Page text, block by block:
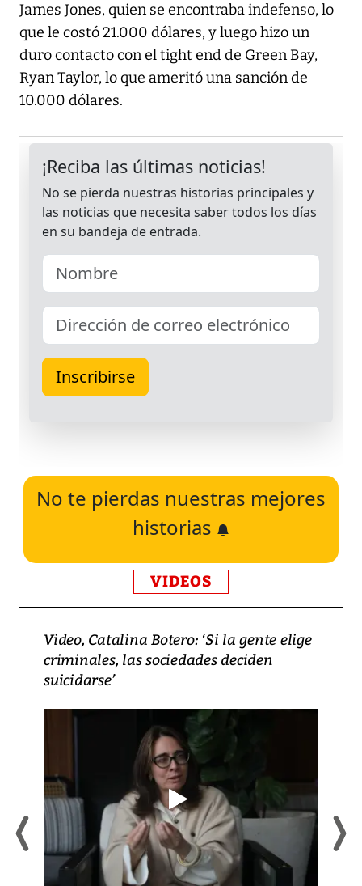
James Jones, quien se encontraba indefenso, lo
que le costó 21.000 dólares, y luego hizo un
duro contacto con el tight end de Green Bay,
Ryan Taylor, lo que ameritó una sanción de
10.000 dólares.
No te pierdas nuestras mejores
historias
VIDEOS
Video, Catalina Botero: ‘Si la gente elige
criminales, las sociedades deciden
suicidarse’